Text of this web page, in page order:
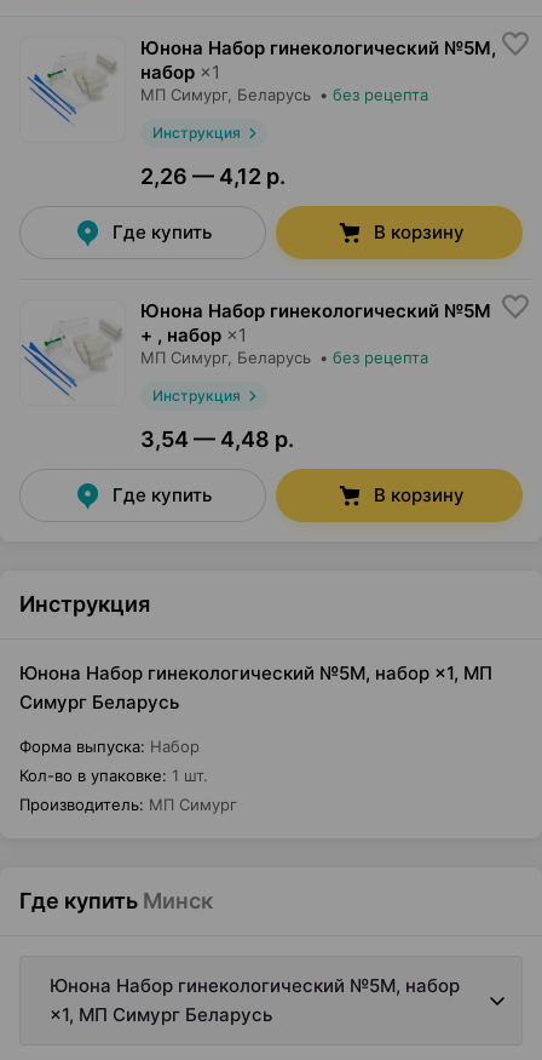
Юнона Набор гинекологический №5М,
набор ×1
МП Симург, Беларусь • без рецепта
Инструкция
2,26 — 4,12 р.
Где купить В корзину
Юнона Набор гинекологический №5М
+ , набор ×1
МП Симург, Беларусь • без рецепта
Инструкция
3,54 — 4,48 р.
Где купить В корзину
Инструкция
Юнона Набор гинекологический №5М, набор ×1, МП
Симург Беларусь
Форма выпуска: Набор
Кол-во в упаковке: 1 шт.
Производитель: МП Симург
Где купить Минск
Юнона Набор гинекологический №5М, набор
×1, МП Симург Беларусь